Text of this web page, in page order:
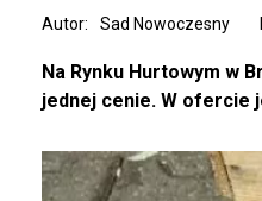
Autor: Sad Nowoczesny
Na Rynku Hurtowym w
jednej cenie. W ofercie